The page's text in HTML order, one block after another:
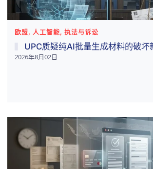
欧盟, 人工智能, 执法与诉讼
UPC质疑纯AI批量生成材料的破坏
2026年8月02日